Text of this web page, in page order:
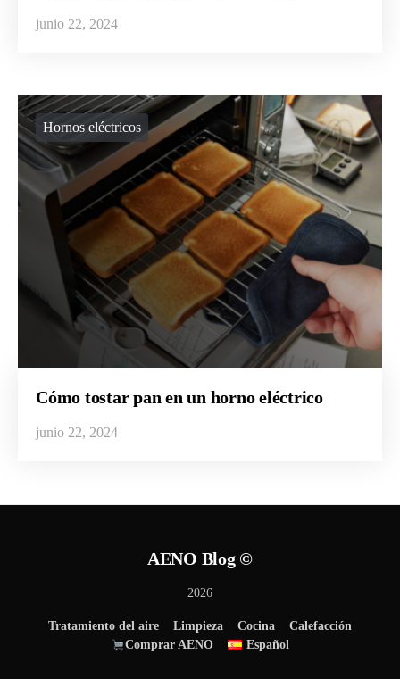
junio 22, 2024
Hornos eléctricos
Cómo tostar pan en un horno eléctrico
junio 22, 2024
Tratamiento del aire Limpieza Cocina
Calefacción
Comprar AENO
Español
AENO Blog ©
2026